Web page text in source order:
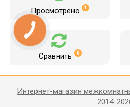
Просмотрено 1
Сравнить 0
Интернет-магазин
2014-